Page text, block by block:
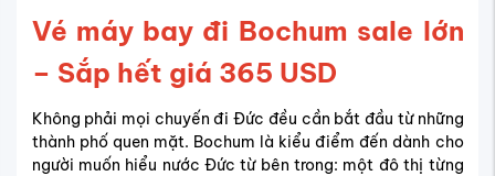
Vé máy bay đi Bochum sale lớn
– Sắp hết giá 365 USD
Không phải mọi chuyến đi Đức đều cần bắt đầu từ những
thành phố quen mặt. Bochum là kiểu điểm đến dành cho
người muốn hiểu nước Đức từ bên trong: một đô thị từng